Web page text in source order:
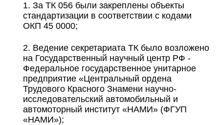
За ТК 056 были закреплены объекты
стандартизации в соответствии с кодами
ОКП 45 0000;
Ведение секретариата ТК было возложено
на Государственный научный центр РФ -
Федеральное государственное унитарное
предприятие «Центральный ордена
Трудового Красного Знамени научно-
исследовательский автомобильный и
автомоторный институт «НАМИ» (ФГУП
«НАМИ»);